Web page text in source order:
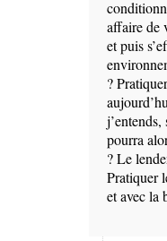
affaire de
et puis
?
pourra
? Le
Pratiquer
et avec la